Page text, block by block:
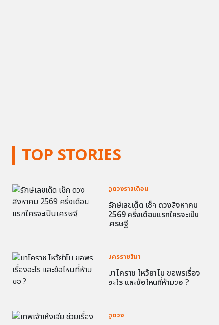
TOP STORIES
ดูดวงรายเดือน
รักษ์เลขเด็ด เช็ก ดวงสิงหาคม
2569 ครึ่งเดือนแรกใครจะเป็น
เศรษฐี
นครราชสีมา
มาโคราช ไหว้ย่าโม ขอพรเรื่อง
อะไร และข้อไหนที่ห้ามขอ ?
ดูดวง